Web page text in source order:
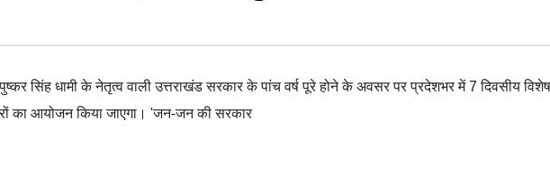
सिंह धामी के नेतृत्व वाली उत्तराखंड सरकार के पांच वर्ष पूरे होने के अवसर पर प्रदेशभर में 7 दिवसीय विशेष
का आयोजन किया जाएगा। 'जन-जन की सरकार